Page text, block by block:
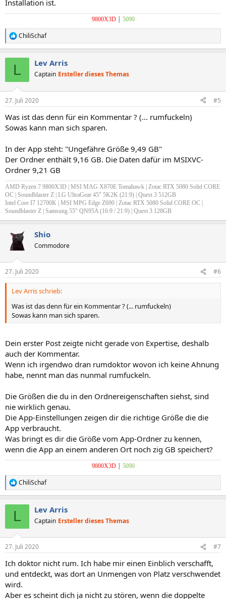
Installation ist.
9800X3D | 5090
R
e
e
:
ChiliSchaf
L Lev Arris
Captain Ersteller dieses Themas
27. Juli 2020 #5
Was ist das denn für ein Kommentar ? (... rumfuckeln)
Sowas kann man sich sparen.
In der App steht: "Ungefähre Größe 9,49 GB"
Der Ordner enthält 9,16 GB. Die Daten dafür im MSIXVC-
Ordner 9,21 GB
AMD Ryzen 7 9800X3D | MSI MAG X870E Tomahawk | Zotac RTX 5080 Solid CORE
OC | Soundblaster Z | LG UltraGear 45" 5K2K (21:9) | Quest 3 512GB
Intel Core I7 12700K | MSI MPG Edge Z690 | Zotac RTX 5080 Solid CORE OC |
Soundblaster Z | Samsung 55" QN95A (16:9 / 21:9) | Quest 3 128GB
Shio
Commodore
27. Juli 2020 #6
Lev Arris schrieb:
Was ist das denn für ein Kommentar ? (... rumfuckeln)
Sowas kann man sich sparen.
Dein erster Post zeigte nicht gerade von Expertise, deshalb
auch der Kommentar.
Wenn ich irgendwo dran rumdoktor wovon ich keine Ahnung
habe, nennt man das nunmal rumfuckeln.
Die Größen die du in den Ordnereigenschaften siehst, sind
nie wirklich genau.
Die App-Einstellungen zeigen dir die richtige Größe die die
App verbraucht.
Was bringt es dir die Größe vom App-Ordner zu kennen,
wenn die App an einem anderen Ort noch zig GB speichert?
9800X3D | 5090
R
e
e
:
ChiliSchaf
L Lev Arris
Captain Ersteller dieses Themas
27. Juli 2020 #7
Ich doktor nicht rum. Ich habe mir einen Einblich verschafft,
und entdeckt, was dort an Unmengen von Platz verschwendet
wird.
Aber es scheint dich ja nicht zu stören, wenn die doppelte